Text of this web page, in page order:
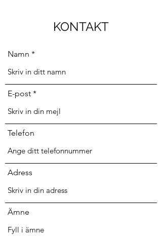
KONTAKT
Namn
E-post
Telefon
Adress
Ämne